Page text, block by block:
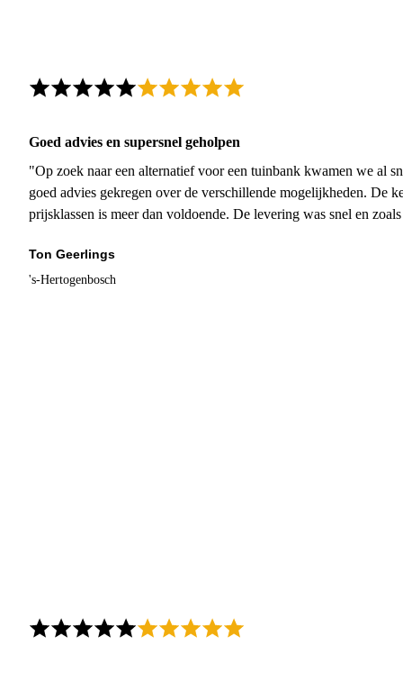
Goed advies en supersnel geholpen
"Op zoek naar een alternatief voor een tuinbank kwamen we al
goed advies gekregen over de verschillende mogelijkheden. De
prijsklassen is meer dan voldoende. De levering was snel en
Ton Geerlings
's-Hertogenbosch